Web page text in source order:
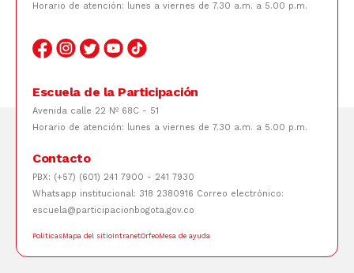
Horario de atención: lunes a viernes de 7.30 a.m. a 5.00 p.m.
Escuela de la Participación
Avenida calle 22 Nº 68C - 51
Horario de atención: lunes a viernes de 7.30 a.m. a 5.00 p.m.
Contacto
PBX: (+57) (601) 241 7900 - 241 7930
Whatsapp institucional: 318 2380916 Correo electrónico:
escuela@participacionbogota.gov.co
PoliticasMapa del sitioIntranetOrfeoMesa de ayuda